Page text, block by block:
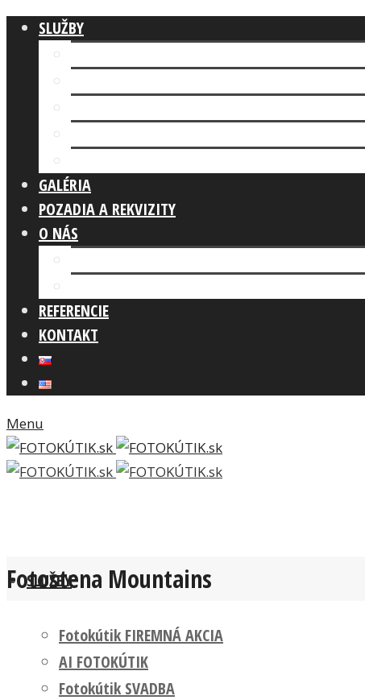
SLUŽBY
GALÉRIA
POZADIA A REKVIZITY
O NÁS
REFERENCIE
KONTAKT
Menu
SLUŽBY
Fotokútik FIREMNÁ AKCIA
AI FOTOKÚTIK
Fotokútik SVADBA
Fotostena Mountains